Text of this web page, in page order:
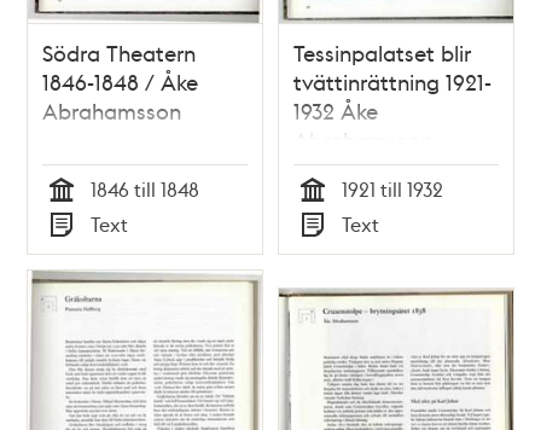
Södra Theatern
1846-1848 / Åke
Abrahamsson
Tid
1846 till 1848
Typ
Text
Tessinpalatset blir
tvättinrättning 1921-
1932 Åke
Abrahamsson
Tid
1921 till 1932
Typ
Text